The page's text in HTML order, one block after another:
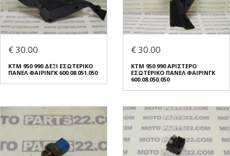
€ 30.00
KTM 950 990 ΔΕΞΙ ΕΣΩΤΕΡΙΚΟ
ΠΑΝΕΛ ΦΑΙΡΙΝΓΚ 600.08.051.050
€ 30.00
KTM 950 990 ΑΡΙΣΤΕΡΟ
ΕΣΩΤΕΡΙΚΟ ΠΑΝΕΛ ΦΑΙΡΙΝΓΚ
600.08.050.050